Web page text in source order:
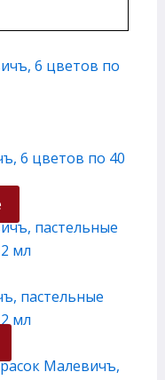
6 цветов по 40
пастельные
мл